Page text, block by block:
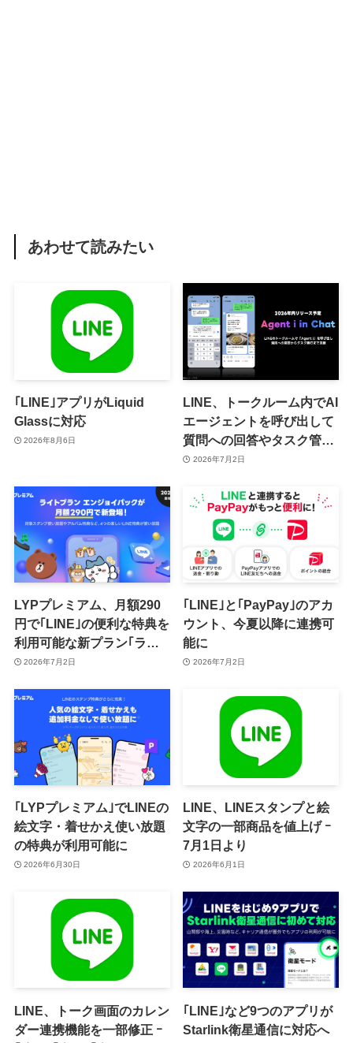
あわせて読みたい
｢LINE｣アプリがLiquid
Glassに対応
2026年8月6日
LINE、トークルーム内でAI
エージェントを呼び出して
質問への回答やタスク管理
を支援してくれる新機能
に提供へ
2026年7月2日
LYPプレミアム、月額290
円で｢LINE｣の便利な特典を
利用可能な新プラン｢ライ
トプラン エンジョイパッ
2026年7月2日
｢LINE｣と｢PayPay｣のアカ
ウント、今夏以降に連携可
能に
2026年7月2日
｢LYPプレミアム｣でLINEの
絵文字・着せかえ使い放題
の特典が利用可能に
2026年6月30日
LINE、LINEスタンプと絵
文字の一部商品を値上げ ｰ
7月1日より
2026年6月1日
LINE、トーク画面のカレン
ダー連携機能を一部修正 ｰ
｢LINE｣など9つのアプリが
Starlink衛星通信に対応へ